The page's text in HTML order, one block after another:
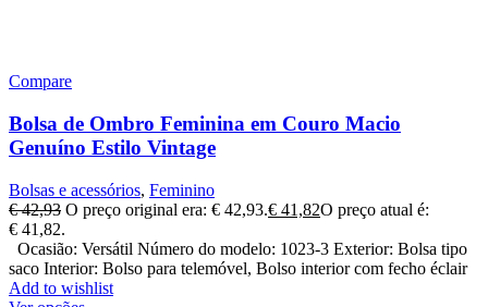
Compare
Bolsa de Ombro Feminina em Couro Macio
Genuíno Estilo Vintage
Bolsas e acessórios, Feminino
€42,93 O preço original era: € 42,93.€ 41,82O preço atual é:
€ 41,82.
Ocasião: Versátil Número do modelo: 1023-3 Exterior: Bolsa tipo
saco Interior: Bolso para telemóvel, Bolso interior com fecho éclair
Add to wishlist